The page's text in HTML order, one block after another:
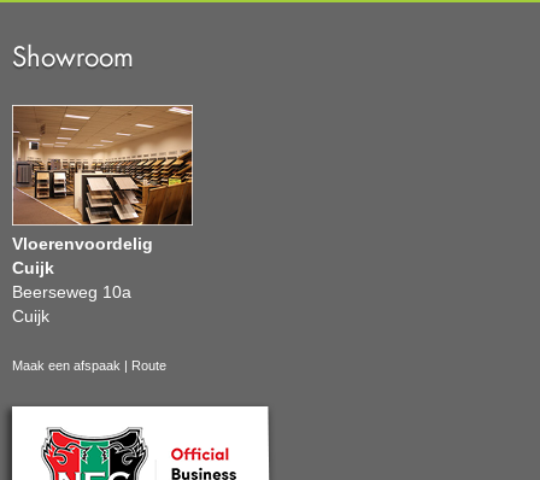
Showroom
Vloerenvoordelig
Cuijk
Beerseweg 10a
Cuijk
Maak een afspaak Route